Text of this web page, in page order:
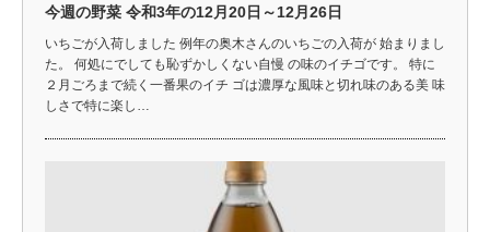
今週の野菜 令和3年の12月20日～12月26日
いちごが入荷しました 例年の奥木さんのいちごの入荷が 始まりまし
た。 何処にでしても恥ずかしくない自慢 の味のイチゴです。 特に
２月ごろまで続く一番果のイチ ゴは濃厚な風味と切れ味のある美 味
しさで特に楽し…